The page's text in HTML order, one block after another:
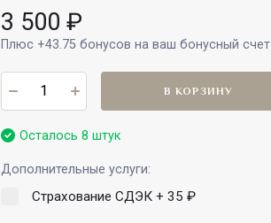
3 500 ₽
Плюс +43.75 бонусов на ваш бонусный счет
В КОРЗИНУ
Осталось 8 штук
Дополнительные услуги:
Страхование СДЭК + 35 ₽